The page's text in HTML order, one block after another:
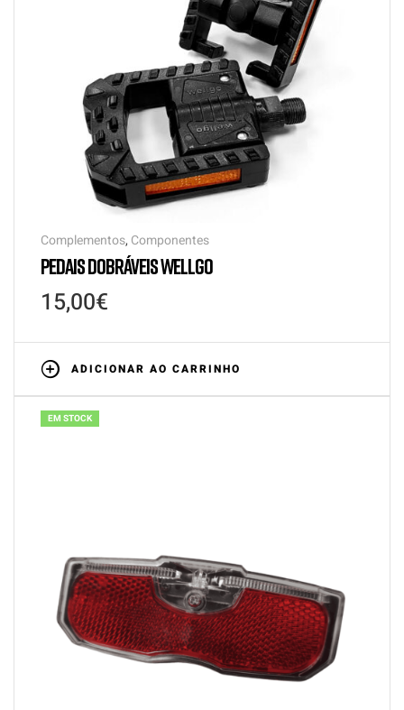
Complementos, Componentes
PEDAIS DOBRÁVEIS WELLGO
15,00€
ADICIONAR AO CARRINHO
EM STOCK